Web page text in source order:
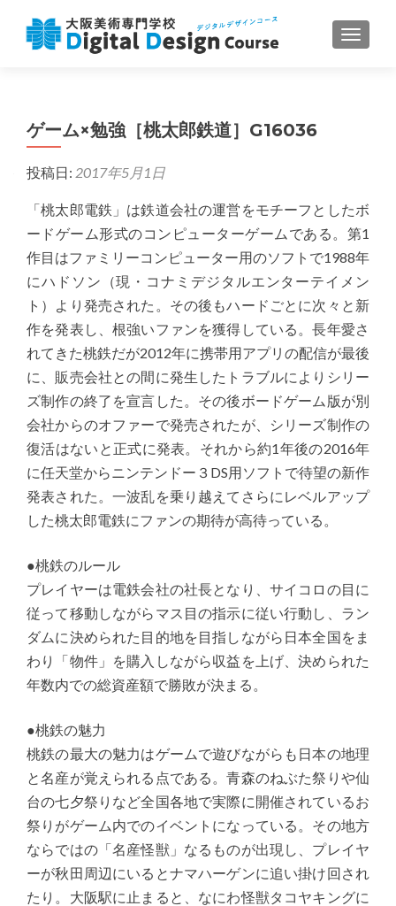
ナビゲ
ゲーム×勉強［桃太郎鉄道］G16036
投稿日: 2017年5月1日
「桃太郎電鉄」は鉄道会社の運営をモチーフとしたボ
ードゲーム形式のコンピューターゲームである。第1
作目はファミリーコンピューター用のソフトで1988年
にハドソン（現・コナミデジタルエンターテイメン
ト）より発売された。その後もハードごとに次々と新
作を発表し、根強いファンを獲得している。長年愛さ
れてきた桃鉄だが2012年に携帯用アプリの配信が最後
に、販売会社との間に発生したトラブルによりシリー
ズ制作の終了を宣言した。その後ボードゲーム版が別
会社からのオファーで発売されたが、シリーズ制作の
復活はないと正式に発表。それから約1年後の2016年
に任天堂からニンテンドー３DS用ソフトで待望の新作
発表された。一波乱を乗り越えてさらにレベルアップ
した桃太郎電鉄にファンの期待が高待っている。
●桃鉄のルール
プレイヤーは電鉄会社の社長となり、サイコロの目に
従って移動しながらマス目の指示に従い行動し、ラン
ダムに決められた目的地を目指しながら日本全国をま
わり「物件」を購入しながら収益を上げ、決められた
年数内での総資産額で勝敗が決まる。
●桃鉄の魅力
桃鉄の最大の魅力はゲームで遊びながらも日本の地理
と名産が覚えられる点である。青森のねぶた祭りや仙
台の七夕祭りなど全国各地で実際に開催されているお
祭りがゲーム内でのイベントになっている。その地方
ならではの「名産怪獣」なるものが出現し、プレイヤ
ーが秋田周辺にいるとナマハーゲンに追い掛け回され
たり。大阪駅に止まると、なにわ怪獣タコヤキングに